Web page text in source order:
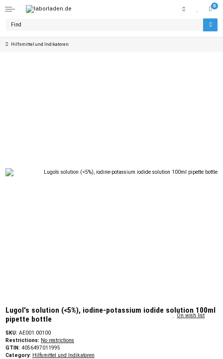
0
Hilfsmittel und Indikatoren
Lugol's solution (<5%), iodine-potassium iodide solution 100ml
pipette bottle
SKU: AE001.00100
Restrictions: No restrictions
GTIN: 4056497011995
Category: Hilfsmittel und Indikatoren
On wish list